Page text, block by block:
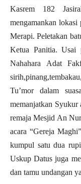
Kasrem 182
mengamankan
Merapi. Peletakan
Ketua Panitia. Usai
Nahahara Adat
Tu’mor dalam
memanjatkan Syukur
remaja Mesjid An
acara “Gereja
kumpul satu dua
Uskup Datus juga
dan tamu undangan